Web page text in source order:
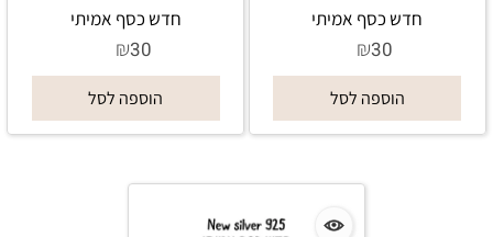
חדש כסף אמיתי
₪30
הוספה לסל
חדש כסף אמיתי
₪30
הוספה לסל